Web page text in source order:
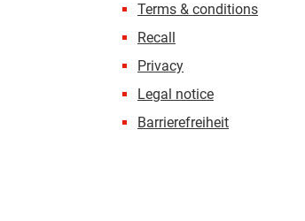
Terms & conditions
Recall
Privacy
Legal notice
Barrierefreiheit